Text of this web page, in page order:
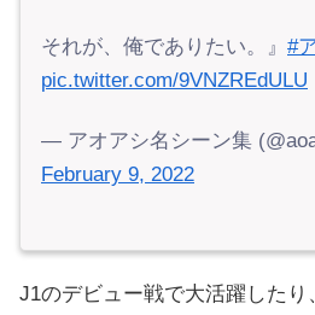
それが、俺でありたい。』 #
pic.twitter.com/9VNZREdULU
— アオアシ名シーン集
February 9, 2022
J1のデビュー戦で大活躍した